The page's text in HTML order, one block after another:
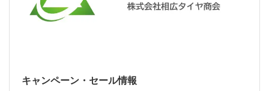
キャンペーン・セール情報